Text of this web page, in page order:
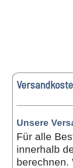
Unsere
Für alle
innerhalb
berechnen.